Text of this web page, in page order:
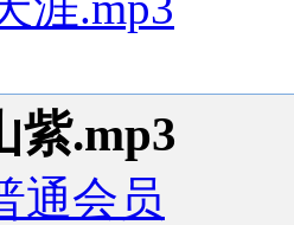
紫.mp3
通会员